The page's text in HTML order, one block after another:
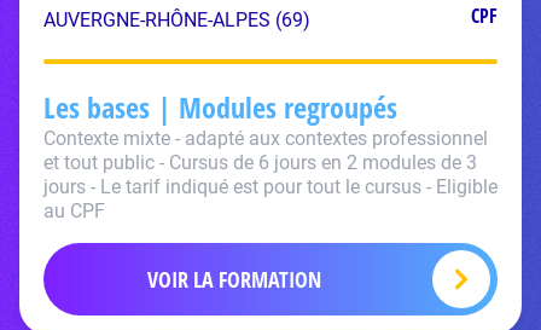
AUVERGNE-RHÔNE-ALPES (69) CPF
Les bases | Modules regroupés
Contexte mixte - adapté aux contextes professionnel
et tout public - Cursus de 6 jours en 2 modules de 3
jours - Le tarif indiqué est pour tout le cursus - Eligible
au CPF
VOIR LA FORMATION